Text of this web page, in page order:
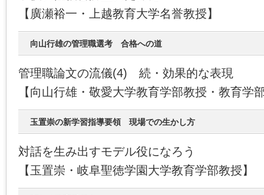
【廣瀬裕一・上越教育大学名誉教授】
向山行雄の管理職選考 合格への道
管理職論文の流儀(4) 続・効果的な表現
【向山行雄・敬愛大学教育学部教授・教育学
玉置崇の新学習指導要領 現場での生かし方
対話を生み出すモデル役になろう
【玉置崇・岐阜聖徳学園大学教育学部教授】